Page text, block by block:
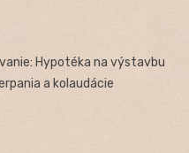
Hypotéka na výstavbu
a kolaudácie